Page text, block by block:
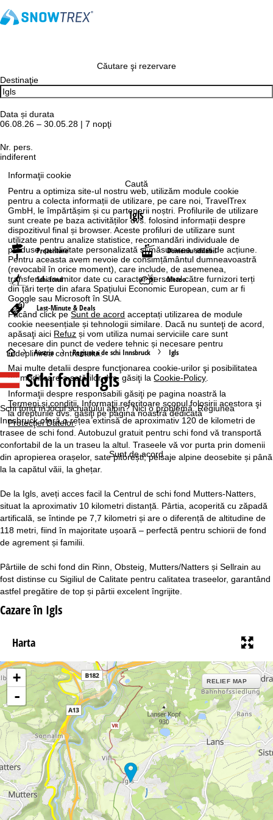
Informaţii cookie
Pentru a optimiza site-ul nostru web, utilizăm module cookie
pentru a colecta informații de utilizare, pe care noi, TravelTrex
GmbH, le împărtășim și cu partenerii noștri. Profilurile de utilizare
sunt create pe baza activităților dvs. folosind informații despre
dispozitivul final și browser. Aceste profiluri de utilizare sunt
utilizate pentru analize statistice, recomandări individuale de
produse, publicitate personalizată și măsurarea razei de acțiune.
Pentru aceasta avem nevoie de consimțământul dumneavoastră
(revocabil în orice moment), care include, de asemenea,
transferul anumitor date cu caracter personal către furnizori terți
din țări terțe din afara Spațiului Economic European, cum ar fi
Google sau Microsoft în SUA.
Făcând click peSunt de acord acceptați utilizarea de module
cookie neesențiale și tehnologii similare. Dacă nu sunteţi de acord,
apăsaţi aici Refuz și vom utiliza numai serviciile care sunt
necesare din punct de vedere tehnic și necesare pentru
îndeplinirea contractului.
Mai multe detalii despre funcţionarea cookie-urilor şi posibilitatea
de modificare a setărilor dvs. găsiţi laCookie-Policy
Informaţii despre responsabili găsiţi pe pagina noastră la
Termeni şi condiţii. Informaţii referitoare scopul folosirii acestora şi
la drepturile dvs. găsiţi pe pagina noastră dedicată
Protecţiei Datelor.
Sunt de acord
Căutare şi rezervare
Destinaţie
Data și durata
06.08.26 – 30.05.28 | 7 nopţi
Nr. pers.
indiferent
Caută
Igls
Prezentare Domeniu schiabil
Schi fond Meteo
Last-Minute & Deals
A
c
a
s
Austria Regiunea de schi Innsbruck Igls
Schi fond Igls
Schi fond în locul schiatului alpin? Nici o problemă. Regiunea
Innsbruck oferă o rețea extinsă de aproximativ 120 de kilometri de
trasee de schi fond. Autobuzul gratuit pentru schi fond vă transportă
confortabil de la un traseu la altul. Traseele vă vor purta prin domenii
din apropierea orașelor, sate pitorești, peisaje alpine deosebite și până
la la capătul văii, la ghețar.
De la Igls, aveți acces facil la Centrul de schi fond Mutters-Natters,
situat la aproximativ 10 kilometri distanță. Pârtia, acoperită cu zăpadă
artificală, se întinde pe 7,7 kilometri și are o diferență de altitudine de
118 metri, fiind în majoritate ușoară – perfectă pentru schiorii de fond
de agrement și familii.
Pârtiile de schi fond din Rinn, Obsteig, Mutters/Natters și Sellrain au
fost distinse cu Sigiliul de Calitate pentru calitatea traseelor, garantând
astfel pregătire de top și pârtii excelent îngrijite.
Cazare în Igls
Harta
+
-
RELIEF MAP